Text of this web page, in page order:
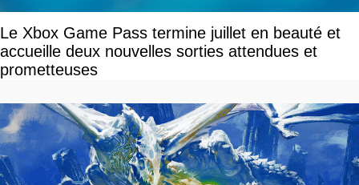
Le Xbox Game Pass termine juillet en beauté et
accueille deux nouvelles sorties attendues et
prometteuses